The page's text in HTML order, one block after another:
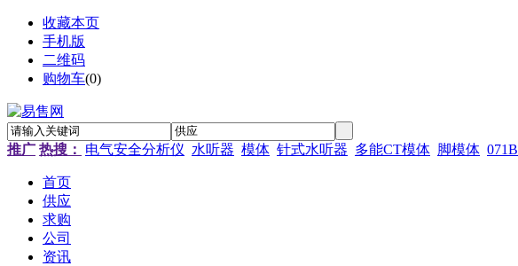
收藏本页
手机版
二维码
购物车(0)
推广 热搜： 电气安全分析仪 水听器 模体 针式水听器 多能CT模体 脚模体 071B
首页
供应
求购
公司
资讯